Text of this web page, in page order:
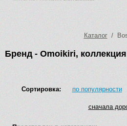
Каталог/
Бренд - Omoikiri,
Сортировка: по популярности
сначала